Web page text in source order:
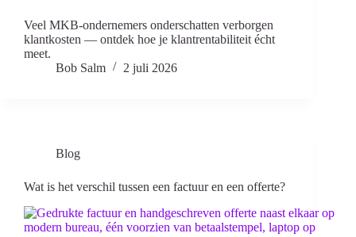
Veel MKB-ondernemers onderschatten verborgen
klantkosten — ontdek hoe je klantrentabiliteit écht
meet.
Bob Salm
2 juli 2026
Blog
Wat is het verschil tussen een factuur en een offerte?